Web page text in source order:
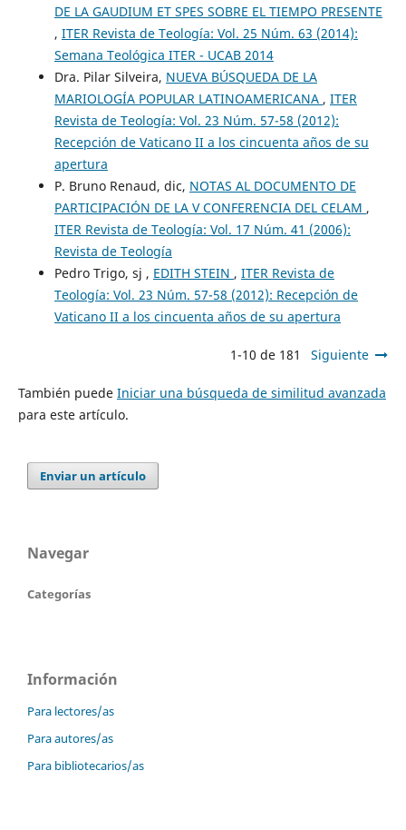
DE LA GAUDIUM ET SPES SOBRE EL TIEMPO PRESENTE
, ITER Revista de Teología: Vol. 25 Núm. 63 (2014):
Semana Teológica ITER - UCAB 2014
Dra. Pilar Silveira, NUEVA BÚSQUEDA DE LA
MARIOLOGÍA POPULAR LATINOAMERICANA , ITER
Revista de Teología: Vol. 23 Núm. 57-58 (2012):
Recepción de Vaticano II a los cincuenta años de su
apertura
P. Bruno Renaud, dic, NOTAS AL DOCUMENTO DE
PARTICIPACIÓN DE LA V CONFERENCIA DEL CELAM ,
ITER Revista de Teología: Vol. 17 Núm. 41 (2006):
Revista de Teología
Pedro Trigo, sj , EDITH STEIN , ITER Revista de
Teología: Vol. 23 Núm. 57-58 (2012): Recepción de
Vaticano II a los cincuenta años de su apertura
1-10 de 181 Siguiente
También puede Iniciar una búsqueda de similitud avanzada
para este artículo.
Enviar un artículo
Navegar
Categorías
Información
Para lectores/as
Para autores/as
Para bibliotecarios/as